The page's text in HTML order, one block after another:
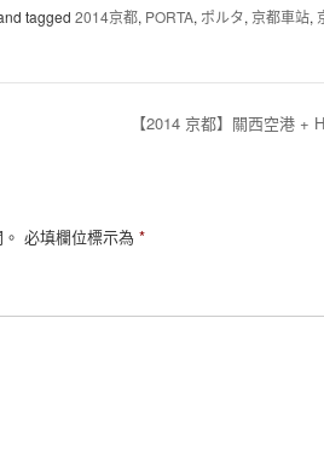
tagged 2014京都, PORTA, ポルタ, 京都車站,
【2014 京都】關西空港 +
必填欄位標示為 *